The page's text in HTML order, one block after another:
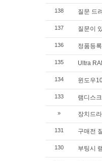
138 질문 드
137 질문이
136 정품등
135 Ultra
134 윈도우
133 램디스
» 장치드
131 구매전
130 부팅시